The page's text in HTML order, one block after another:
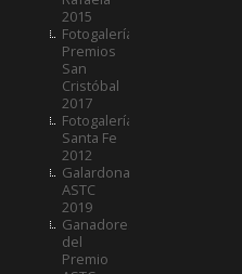
2015
Fotogalería
Premios
San
Cristóbal
2017
Fotogalería
Santa Fe
2012
Galardonados
ASTC
2019
Ganadores
del
Premio